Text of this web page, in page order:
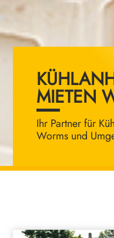
MIETEN
Ihr Partner für
Worms und